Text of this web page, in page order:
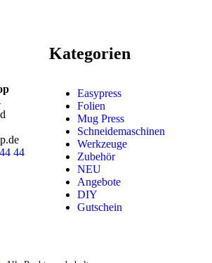
44
Kategorien
Easypress
Folien
Mug Press
Schneidemaschinen
Werkzeuge
Zubehör
NEU
Angebote
DIY
Gutschein